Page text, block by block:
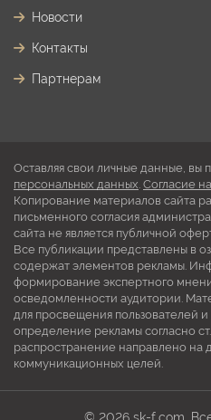
Новости
Контакты
Партнерам
Оставляя свои личные данные, вы
персональных данных. Согласие
Копирование материалов сайта
письменного согласия
сайта не является публичной
Все публикации представлены в
содержат элементов рекламы.
формирование экспертного
осведомленности аудитории.
для просвещения пользователей
определение рекламы согласно
распространение направлено на
коммуникационных целей.